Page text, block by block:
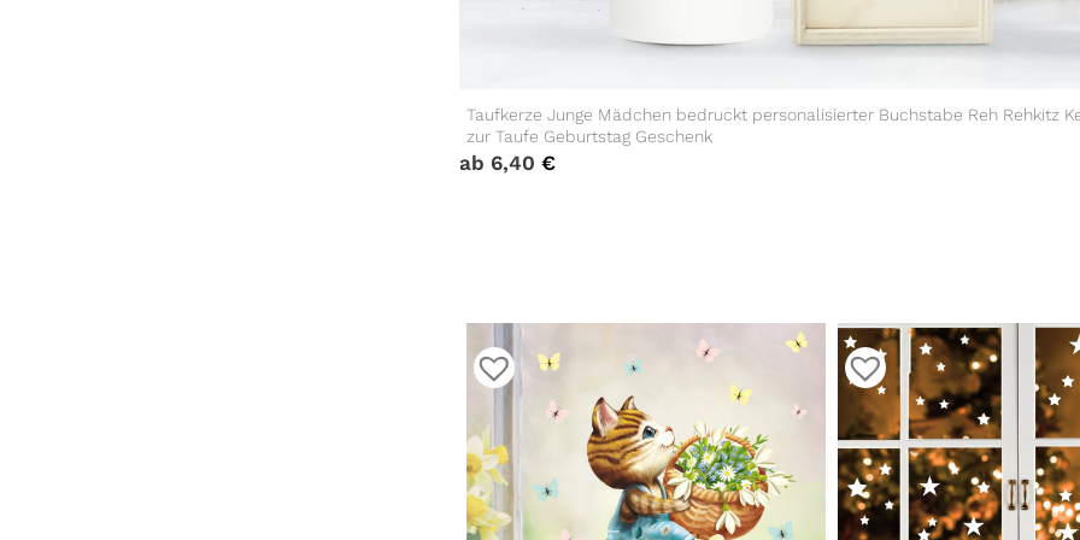
Taufkerze Junge Mädchen bedruckt personalisierter Buchstabe Reh Rehkitz
zur Taufe Geburtstag Geschenk
ab 6,40 €